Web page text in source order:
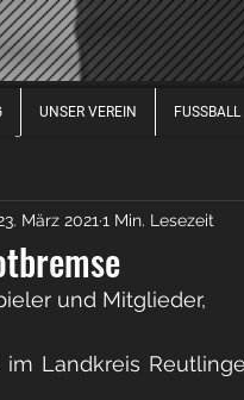
UNSER VEREIN FUSSBALL
2017 2020
März 2021 1 Min. Lesezeit
und Mitglieder,
im Landkreis